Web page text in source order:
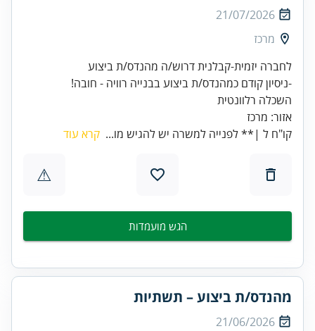
21/07/2026
מרכז
אזור: מרכז
קו"ח ל |** לפנייה למשרה יש להגיש מו... קרא עוד
⚠
הגש מועמדות
מהנדס/ת ביצוע – תשתיות
21/06/2026